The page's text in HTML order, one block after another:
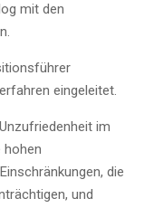
mit den
eingeleitet.
im
hohen
die
und